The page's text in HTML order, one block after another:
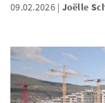
09.02.2026 Joëlle